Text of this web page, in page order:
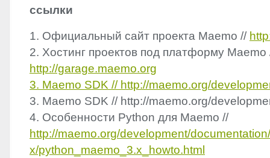
ссылки
1. Официальный сайт проекта Maemo //
2. Xостинг проектов под платформу Maemo
http://garage.maemo.org
3. Maemo SDK // http://maemo.org/
3. Maemo SDK // http://maemo.org/
4. Особенности Python для Maemo //
http://maemo.org/development/
x/python_maemo_3.x_howto.html